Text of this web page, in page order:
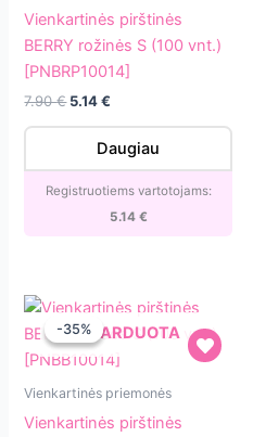
rožinės
S
(100
[PNBRP10014]
Vienkartinės pirštinės
BERRY rožinės S (100 vnt.)
[PNBRP10014]
7.90€ Original
7.90 €.
5.14€
5.14 €.
Daugiau
Registruotiems vartotojams:
5.14 €
-35%
Vienkartinės
IŠPARDUOTA
-35%
Vienkartinės priemonės
Vienkartinės pirštinės